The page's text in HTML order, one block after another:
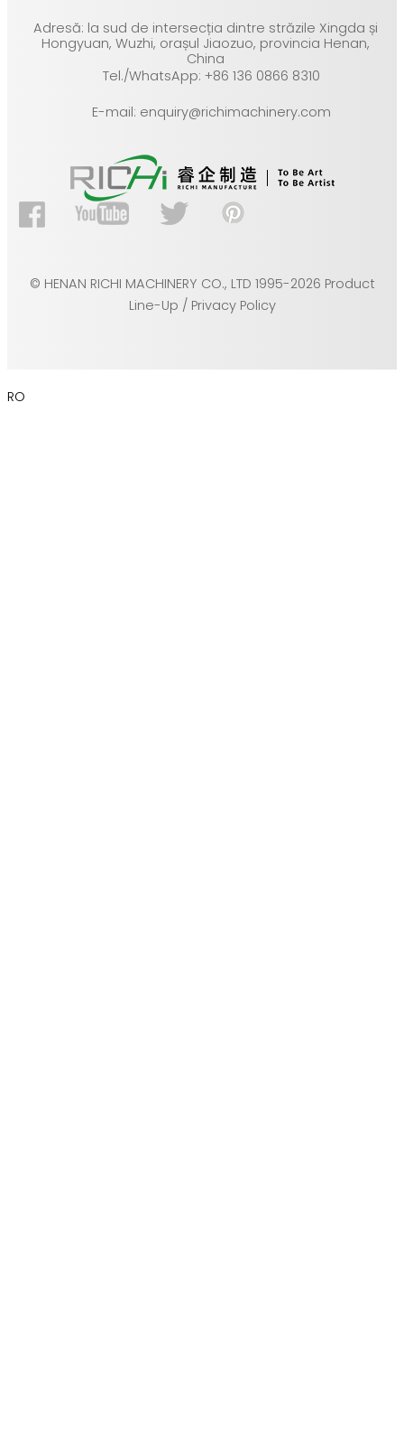
Adresă: la sud de intersecția dintre străzile Xingda și
Hongyuan, Wuzhi, orașul Jiaozuo, provincia Henan,
China
Tel./WhatsApp: +86 136 0866 8310
E-mail: enquiry@richimachinery.com
© HENAN RICHI MACHINERY CO., LTD 1995-2026 Product
Line-Up / Privacy Policy
RO